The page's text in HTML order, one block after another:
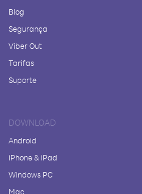
Blog
Segurança
Viber Out
Tarifas
Suporte
DOWNLOAD
Android
iPhone & iPad
Windows PC
Mac